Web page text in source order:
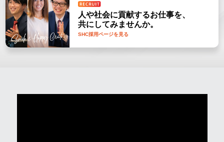
人や社会に貢献するお仕事を、
共にしてみませんか。
SHC採用ページを見る